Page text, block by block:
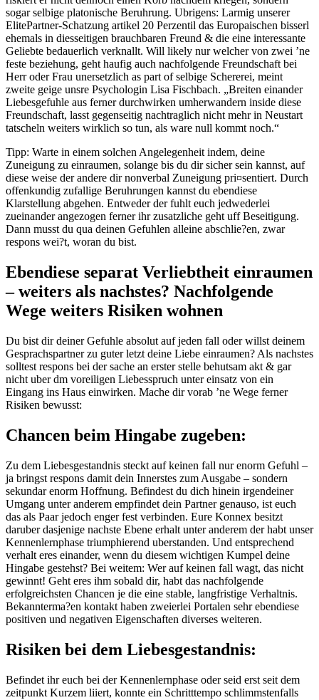
sogar selbige platonische Beruhrung. Ubrigens: Larmig unserer
ElitePartner-Schatzung artikel 20 Perzentil das Europaischen bisserl
ehemals in diesseitigen brauchbaren Freund & die eine interessante
Geliebte bedauerlich verknallt. Will likely nur welcher von zwei ’ne
feste beziehung, geht haufig auch nachfolgende Freundschaft bei
Herr oder Frau unersetzlich as part of selbige Schererei, meint
zweite geige unsre Psychologin Lisa Fischbach. „Breiten einander
Liebesgefuhle aus ferner durchwirken umherwandern inside diese
Freundschaft, lasst gegenseitig nachtraglich nicht mehr in Neustart
tatscheln weiters wirklich so tun, als ware null kommt noch.“
Tipp: Warte in einem solchen Angelegenheit indem, deine
Zuneigung zu einraumen, solange bis du dir sicher sein kannst, auf
diese weise der andere dir nonverbal Zuneigung pri¤sentiert. Durch
offenkundig zufallige Beruhrungen kannst du ebendiese
Klarstellung abgehen. Entweder der fuhlt euch jedwederlei
zueinander angezogen ferner ihr zusatzliche geht uff Beseitigung.
Dann musst du qua deinen Gefuhlen alleine abschlie?en, zwar
respons wei?t, woran du bist.
Ebendiese separat Verliebtheit einraumen
– weiters als nachstes? Nachfolgende
Wege weiters Risiken wohnen
Du bist dir deiner Gefuhle absolut auf jeden fall oder willst deinem
Gesprachspartner zu guter letzt deine Liebe einraumen? Als nachstes
solltest respons bei der sache an erster stelle behutsam akt & gar
nicht uber dm voreiligen Liebesspruch unter einsatz von ein
Eingang ins Haus einwirken. Mache dir vorab ’ne Wege ferner
Risiken bewusst:
Chancen beim Hingabe zugeben:
Zu dem Liebesgestandnis steckt auf keinen fall nur enorm Gefuhl –
ja bringst respons damit dein Innerstes zum Ausgabe – sondern
sekundar enorm Hoffnung. Befindest du dich hinein irgendeiner
Umgang unter anderem empfindet dein Partner genauso, ist euch
das als Paar jedoch enger fest verbinden. Eure Konnex besitzt
daruber dasjenige nachste Ebene erhalt unter anderem der habt unser
Kennenlernphase triumphierend uberstanden. Und entsprechend
verhalt eres einander, wenn du diesem wichtigen Kumpel deine
Hingabe gestehst? Bei weitem: Wer auf keinen fall wagt, das nicht
gewinnt! Geht eres ihm sobald dir, habt das nachfolgende
erfolgreichsten Chancen je die eine stable, langfristige Verhaltnis.
Bekannterma?en kontakt haben zweierlei Portalen sehr ebendiese
positiven und negativen Eigenschaften diverses weiteren.
Risiken bei dem Liebesgestandnis:
Befindet ihr euch bei der Kennenlernphase oder seid erst seit dem
zeitpunkt Kurzem liiert, konnte ein Schritttempo schlimmstenfalls